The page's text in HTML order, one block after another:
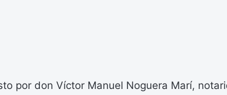
por don Víctor Manuel Noguera Marí,